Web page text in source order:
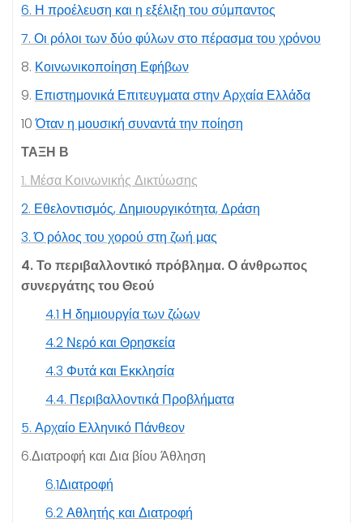
6. Η προέλευση και η εξέλιξη του σύμπαντος
7. Οι ρόλοι των δύο φύλων στο πέρασμα του χρόνου
8. Κοινωνικοποίηση Εφήβων
9. Επιστημονικά Επιτευγματα στην Αρχαία Ελλάδα
10 Όταν η μουσική συναντά την ποίηση
ΤΑΞΗ Β
1. Μέσα Κοινωνικής Δικτύωσης
2. Εθελοντισμός, Δημιουργικότητα, Δράση
3. Ό ρόλος του χορού στη ζωή μας
4. Το περιβαλλοντικό πρόβλημα. Ο άνθρωπος
συνεργάτης του Θεού
4.1 Η δημιουργία των ζώων
4.2 Νερό και Θρησκεία
4.3 Φυτά και Εκκλησία
4.4. Περιβαλλοντικά Προβλήματα
5. Αρχαίο Ελληνικό Πάνθεον
6.Διατροφή και Δια βίου Άθληση
6.1Διατροφή
6.2Αθλητής και Διατροφή